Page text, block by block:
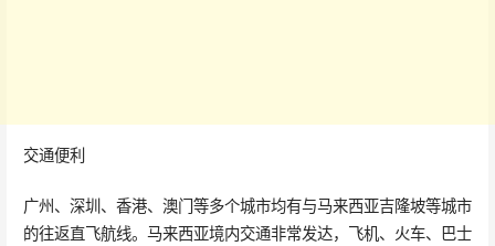
交通便利
广州、深圳、香港、澳门等多个城市均有与马来西亚吉隆坡等城市
的往返直飞航线。马来西亚境内交通非常发达，飞机、火车、巴士